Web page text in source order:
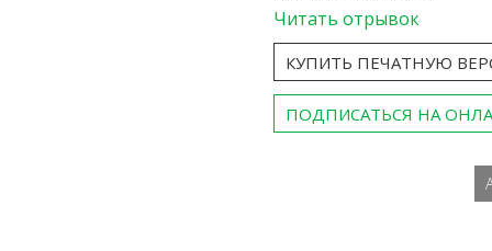
Читать отрывок
КУПИТЬ ПЕЧАТНУЮ
ПОДПИСАТЬСЯ НА